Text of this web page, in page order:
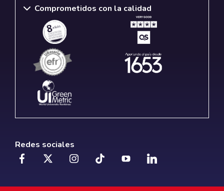
Comprometidos con la calidad
Redes sociales